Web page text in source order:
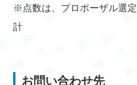
※点数は、プロポーザル選
計
お問い合わせ先